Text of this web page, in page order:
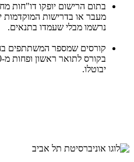
בתום הרישום יופקו דו"חות
מעבר או בדרישות המוקדמות
נרשמו מבלי שעמדו בתנאים.
יבוטלו.